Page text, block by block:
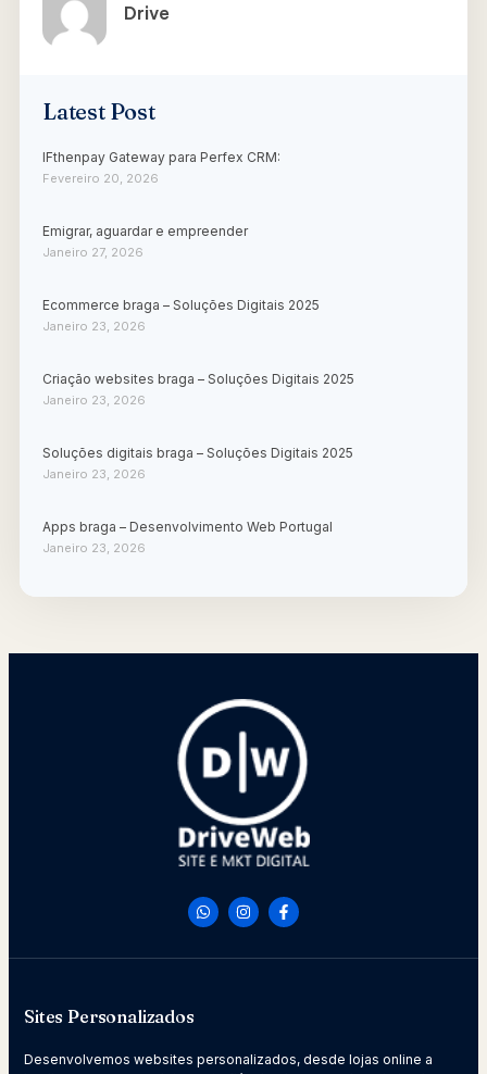
Drive
Latest Post
IFthenpay Gateway para Perfex CRM:
Fevereiro 20, 2026
Emigrar, aguardar e empreender
Janeiro 27, 2026
Ecommerce braga – Soluções Digitais 2025
Janeiro 23, 2026
Criação websites braga – Soluções Digitais 2025
Janeiro 23, 2026
Soluções digitais braga – Soluções Digitais 2025
Janeiro 23, 2026
Apps braga – Desenvolvimento Web Portugal
Janeiro 23, 2026
Sites Personalizados
Desenvolvemos websites personalizados, desde lojas online a